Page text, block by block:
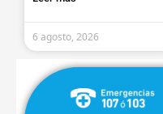
6 agosto, 2026